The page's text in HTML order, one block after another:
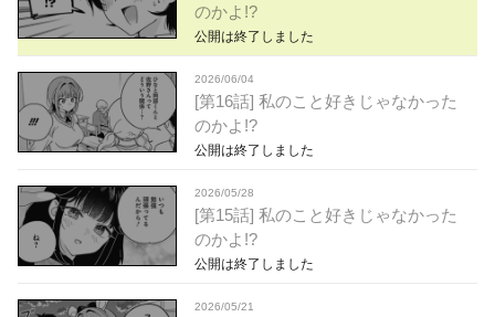
のかよ!?
公開は終了しました
2026/06/04
[第16話] 私のこと好きじゃなかった
のかよ!?
公開は終了しました
2026/05/28
[第15話] 私のこと好きじゃなかった
のかよ!?
公開は終了しました
2026/05/21